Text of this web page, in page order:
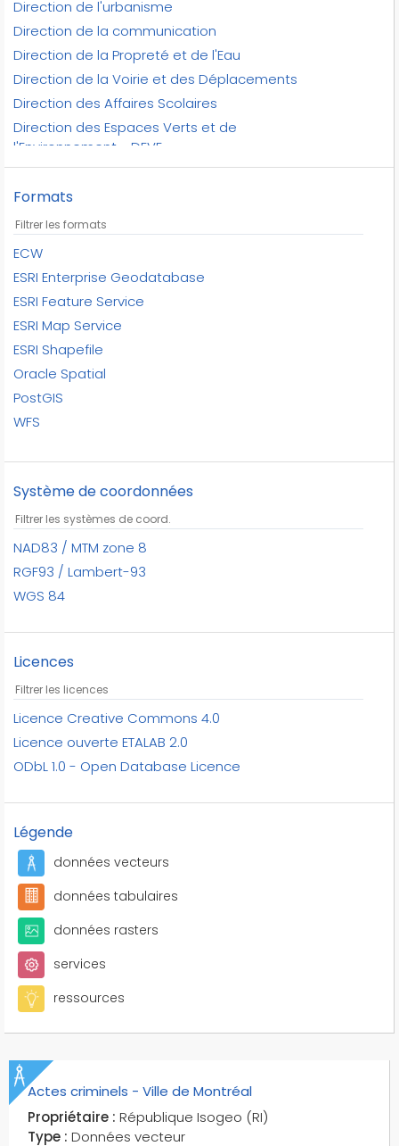
arbres remarquables
arcgis server
arcs de triomphe
arrêt de bus
arrêts voyageurs
arts
athlétisme
ati
autorisations d'urbanisme
autorisations de construction
autoroutes
autres forêts publiques
autres points du réseau
autres équipements
avenues
aviron
aérodromes
aérodromes civils
aérogares
aéroports
aéroports militaires
baies
balises
bananeraies
bancs
bandes cyclables
barrières
basketball
bassins
bassins de natation
bassins fluviaux
bassins versants
bassins versants topographiques
bateaux-feu
besoins des services des aéronefs
besoins des traffics des aéronefs
bois
Direction de l'urbanisme
Direction de la communication
Direction de la Propreté et de l'Eau
Direction de la Voirie et des Déplacements
Direction des Affaires Scolaires
Direction des Espaces Verts et de
l'Environnement - DEVE
Eau de Paris
geoplateforme@ign.fr
IGN-F
Ministère de la Culture
République Isogeo (RI)
Service de l'urbanisme et de la mobilité
Service de police de la Ville de Montréal
Planification et développement des
Formats
ECW
ESRI Enterprise Geodatabase
ESRI Feature Service
ESRI Map Service
ESRI Shapefile
Oracle Spatial
PostGIS
WFS
Système de coordonnées
NAD83 / MTM zone 8
RGF93 / Lambert-93
WGS 84
Licences
Licence Creative Commons 4.0
Licence ouverte ETALAB 2.0
ODbL 1.0 - Open Database Licence
Légende
données vecteurs
données tabulaires
données rasters
services
ressources
Actes criminels - Ville de Montréal
Propriétaire : République Isogeo (RI)
Type : Données vecteur